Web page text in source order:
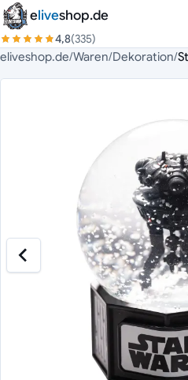
Zum Inhalt springen
eliveshop.de
4,8(335)
eliveshop.de/Waren/Dekoration/